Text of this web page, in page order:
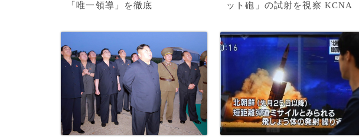
「唯一領導」を徹底
ット砲」の試射を視察 KCNA